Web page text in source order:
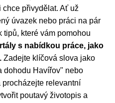
přivydělat. Ať už
úvazek nebo práci na pár
tipů, které vám pomohou
s nabídkou práce, jako
Zadejte klíčová slova jako
dohodu Havířov" nebo
relevantní
poutavý životopis a